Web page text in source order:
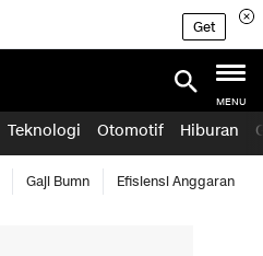
Get
MENU
Teknologi Otomotif Hiburan
Gaji Bumn Efisiensi Anggaran